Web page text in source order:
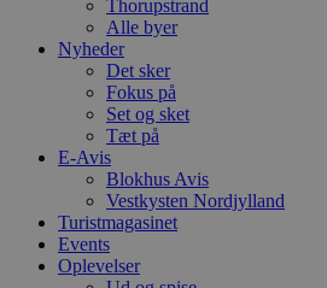
Thorupstrand
Alle byer
Nyheder
Det sker
Fokus på
Set og sket
Tæt på
E-Avis
Blokhus Avis
Vestkysten Nordjylland
Turistmagasinet
Events
Oplevelser